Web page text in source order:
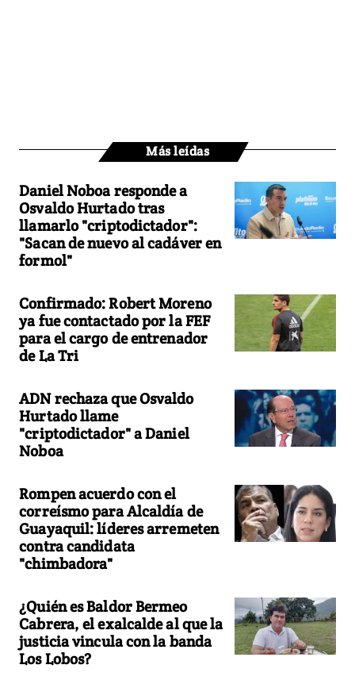
Más leídas
Daniel Noboa responde a
Osvaldo Hurtado tras
llamarlo "criptodictador":
"Sacan de nuevo al cadáver en
formol"
Confirmado: Robert Moreno
ya fue contactado por la FEF
para el cargo de entrenador
de La Tri
ADN rechaza que Osvaldo
Hurtado llame
"criptodictador" a Daniel
Noboa
Rompen acuerdo con el
correísmo para Alcaldía de
Guayaquil: líderes arremeten
contra candidata
"chimbadora"
¿Quién es Baldor Bermeo
Cabrera, el exalcalde al que la
justicia vincula con la banda
Los Lobos?